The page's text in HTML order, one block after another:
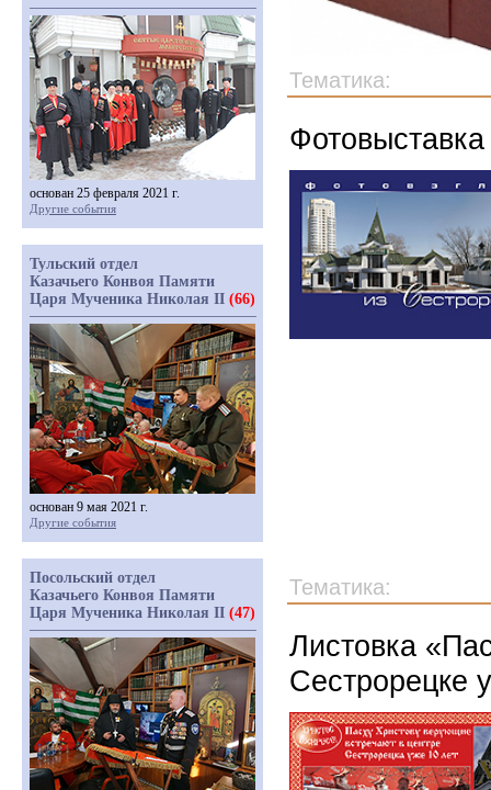
Тематика:
Тематика:
Листовка
Сестрорецке
основан 25 февраля 2021 г.
Другие события
Тульский отдел
Казачьего Конвоя Памяти
Царя Мученика Николая II (66)
основан 9 мая 2021 г.
Другие события
Посольский отдел
Казачьего Конвоя Памяти
Царя Мученика Николая II (47)